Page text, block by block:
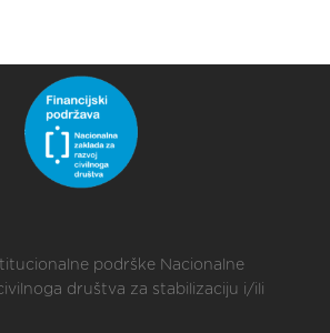
podrške Nacionalne
društva za stabilizaciju i/ili